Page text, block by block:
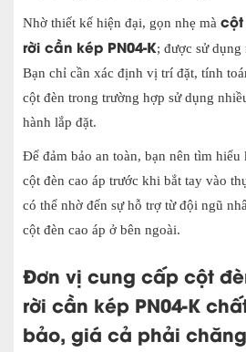
Nhờ thiết kế hiện đại, gọn nhẹ mà
rời cần kép PN04-K; được sử dụng
Bạn chỉ cần xác định vị trí đặt, tính
cột đèn trong trường hợp sử dụng
hành lắp đặt.
Để đảm bảo an toàn, bạn nên tìm
cột đèn cao áp trước khi bắt tay vào
có thể nhờ đến sự hỗ trợ từ đội ngũ
cột đèn cao áp ở bên ngoài.
Đơn vị cung cấp cột
rời cần kép PN04-K
bảo, giá cả phải chăng